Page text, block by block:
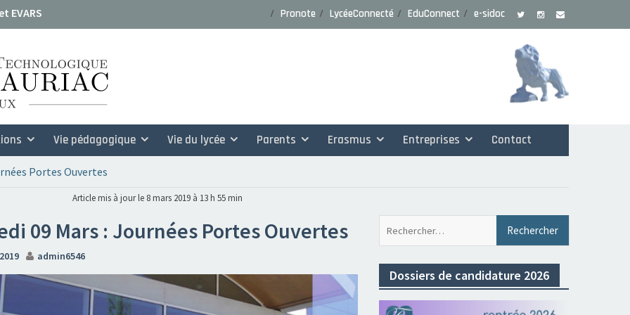
EVARS
de candidature rentrée
Pronote LycéeConnecté EduConnect e-sidoc
Vie pédagogique Vie du lycée Parents Erasmus Entreprises Contact
Portes Ouvertes
Article mis à jour le 8 mars 2019 à 13 h 55 min
09 Mars : Journées Portes Ouvertes
admin6546
Dossiers de candidature 2026